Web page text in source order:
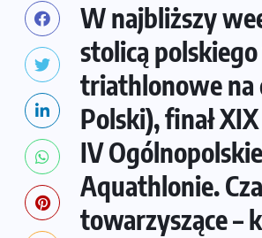
W najbliższy
stolicą
triathlonowe na
Polski), finał
IV
Aquathlonie.
towarzyszące –